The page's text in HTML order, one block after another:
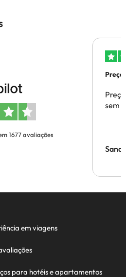
1677 avaliações
sem
em viagens
para hotéis e apartamentos